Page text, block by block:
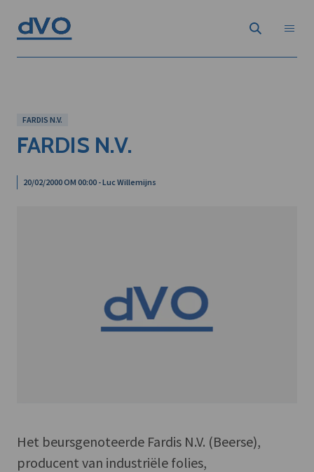
FARDIS N.V.
FARDIS N.V.
20/02/2000 OM 00:00 - Luc Willemijns
Het beursgenoteerde Fardis N.V. (Beerse),
producent van industriële folies,